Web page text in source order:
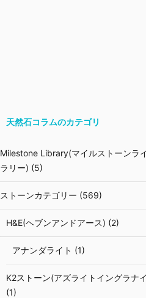
天然石コラムのカテゴリ
Milestone Library(マイルストーンラ
ラリー) (5)
ストーンカテゴリー (569)
H&E(ヘブンアンドアース) (2)
アナンダライト (1)
K2ストーン(アズライトイングラナ
(1)